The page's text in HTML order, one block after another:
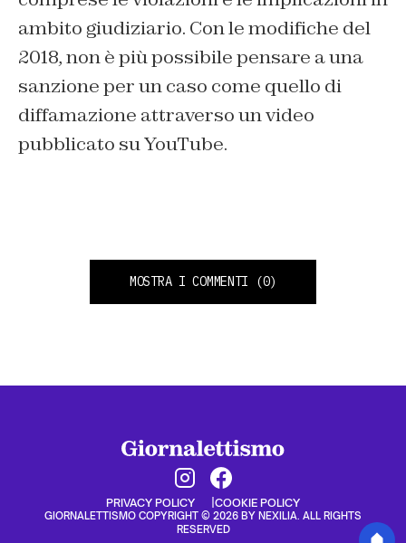
ambito giudiziario. Con le modifiche del
2018, non è più possibile pensare a una
sanzione per un caso come quello di
diffamazione attraverso un video
pubblicato su YouTube.
MOSTRA I COMMENTI (0)
PRIVACY POLICY COOKIE POLICY
GIORNALETTISMO COPYRIGHT © 2026 BY NEXILIA. ALL RIGHTS
RESERVED